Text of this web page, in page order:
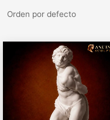
Rango
de
desde
€79,95
hasta
€495,00
producto